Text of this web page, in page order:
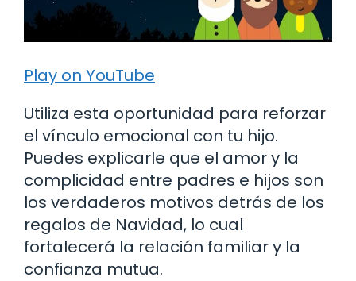
Play on YouTube
Utiliza esta oportunidad para reforzar
el vínculo emocional con tu hijo.
Puedes explicarle que el amor y la
complicidad entre padres e hijos son
los verdaderos motivos detrás de los
regalos de Navidad, lo cual
fortalecerá la relación familiar y la
confianza mutua.